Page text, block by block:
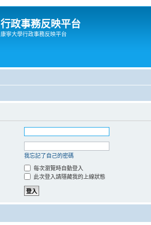
行政事務反映平台
康寧大學行政事務反映平台
我忘記了自己的密碼
每次瀏覽時自動登入
此次登入請隱藏我的上線狀態